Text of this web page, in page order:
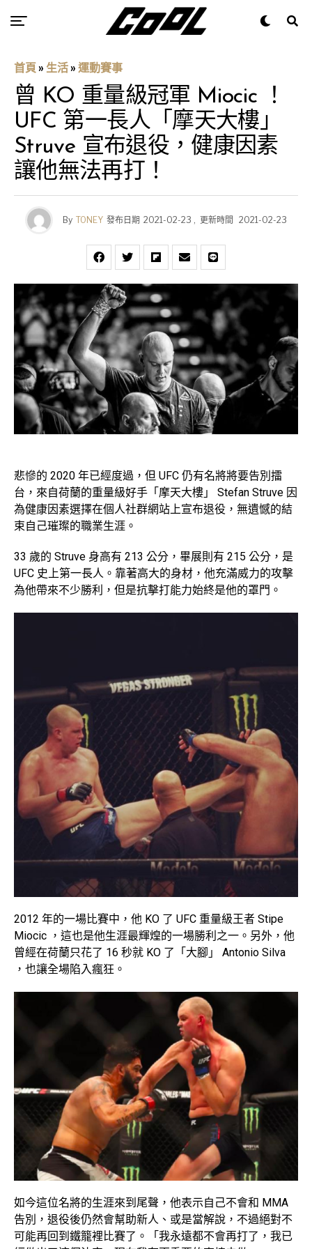
首頁 » 生活 » 運動賽事
曾 KO 重量級冠軍 Miocic ！
UFC 第一長人「摩天大樓」
Struve 宣布退役，健康因素
讓他無法再打！
By TONEY 發布日期 2021-02-23 , 更新時間 2021-02-23
悲慘的 2020 年已經度過，但 UFC 仍有名將將要告別擂
台，來自荷蘭的重量級好手「摩天大樓」 Stefan Struve 因
為健康因素選擇在個人社群網站上宣布退役，無遺憾的結
束自己璀璨的職業生涯。
33 歲的 Struve 身高有 213 公分，畢展則有 215 公分，是
UFC 史上第一長人。靠著高大的身材，他充滿威力的攻擊
為他帶來不少勝利，但是抗擊打能力始終是他的罩門。
2012 年的一場比賽中，他 KO 了 UFC 重量級王者 Stipe
Miocic ，這也是他生涯最輝煌的一場勝利之一。另外，他
曾經在荷蘭只花了 16 秒就 KO 了「大腳」 Antonio Silva
，也讓全場陷入瘋狂。
如今這位名將的生涯來到尾聲，他表示自己不會和 MMA
告別，退役後仍然會幫助新人、或是當解說，不過絕對不
可能再回到鐵籠裡比賽了。「我永遠都不會再打了，我已